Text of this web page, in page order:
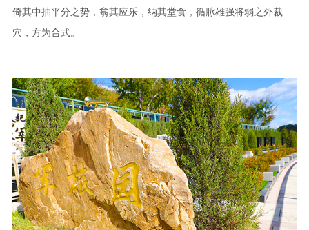
倚其中抽平分之势，翕其应乐，纳其堂食，循脉雄强将弱之外裁
穴，方为合式。